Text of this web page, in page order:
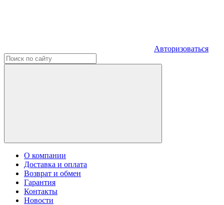
Авторизоваться
О компании
Доставка и оплата
Возврат и обмен
Гарантия
Контакты
Новости